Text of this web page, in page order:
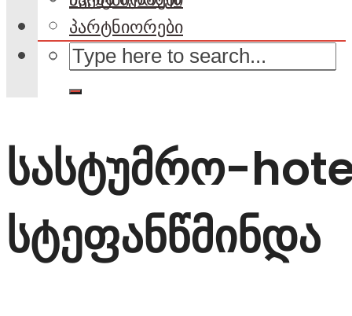
პარტნიორები
სასტუმრო-
სტეფანწმინდა